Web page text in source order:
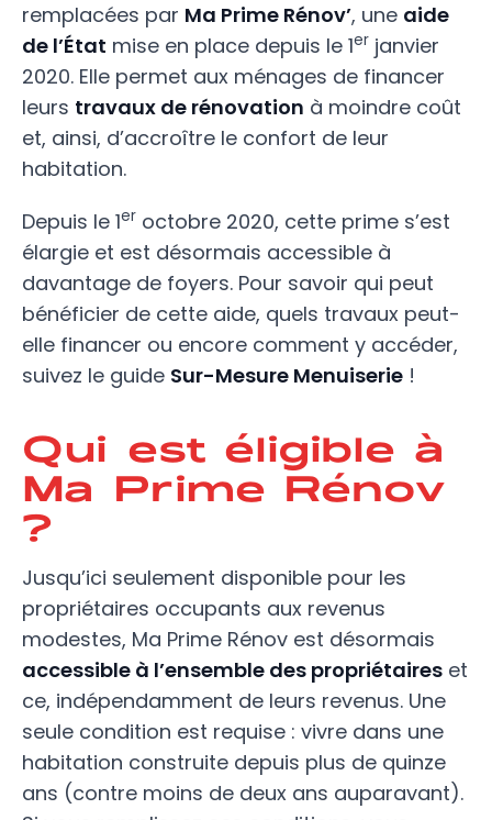
remplacées par Ma Prime Rénov’, une aide
de l’État mise en place depuis le 1er janvier
2020. Elle permet aux ménages de financer
leurs travaux de rénovation à moindre coût
et, ainsi, d’accroître le confort de leur
habitation.
Depuis le 1er octobre 2020, cette prime s’est
élargie et est désormais accessible à
davantage de foyers. Pour savoir qui peut
bénéficier de cette aide, quels travaux peut-
elle financer ou encore comment y accéder,
suivez le guide Sur-Mesure Menuiserie !
Qui est éligible à
Ma Prime Rénov
?
Jusqu’ici seulement disponible pour les
propriétaires occupants aux revenus
modestes, Ma Prime Rénov est désormais
accessible à l’ensemble des propriétaires et
ce, indépendamment de leurs revenus. Une
seule condition est requise : vivre dans une
habitation construite depuis plus de quinze
ans (contre moins de deux ans auparavant).